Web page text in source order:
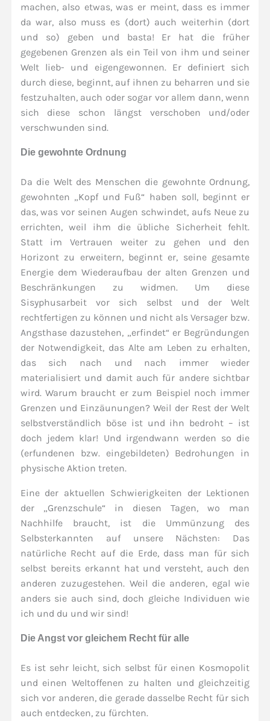
machen, also etwas, was er meint, dass es immer
da war, also muss es (dort) auch weiterhin (dort
und so) geben und basta! Er hat die früher
gegebenen Grenzen als ein Teil von ihm und seiner
Welt lieb- und eigengewonnen. Er definiert sich
durch diese, beginnt, auf ihnen zu beharren und sie
festzuhalten, auch oder sogar vor allem dann, wenn
sich diese schon längst verschoben und/oder
verschwunden sind.
Die gewohnte Ordnung
Da die Welt des Menschen die gewohnte Ordnung,
gewohnten „Kopf und Fuß“ haben soll, beginnt er
das, was vor seinen Augen schwindet, aufs Neue zu
errichten, weil ihm die übliche Sicherheit fehlt.
Statt im Vertrauen weiter zu gehen und den
Horizont zu erweitern, beginnt er, seine gesamte
Energie dem Wiederaufbau der alten Grenzen und
Beschränkungen zu widmen. Um diese
Sisyphusarbeit vor sich selbst und der Welt
rechtfertigen zu können und nicht als Versager bzw.
Angsthase dazustehen, „erfindet“ er Begründungen
der Notwendigkeit, das Alte am Leben zu erhalten,
das sich nach und nach immer wieder
materialisiert und damit auch für andere sichtbar
wird. Warum braucht er zum Beispiel noch immer
Grenzen und Einzäunungen? Weil der Rest der Welt
selbstverständlich böse ist und ihn bedroht – ist
doch jedem klar! Und irgendwann werden so die
(erfundenen bzw. eingebildeten) Bedrohungen in
physische Aktion treten.
Eine der aktuellen Schwierigkeiten der Lektionen
der „Grenzschule“ in diesen Tagen, wo man
Nachhilfe braucht, ist die Ummünzung des
Selbsterkannten auf unsere Nächsten: Das
natürliche Recht auf die Erde, dass man für sich
selbst bereits erkannt hat und versteht, auch den
anderen zuzugestehen. Weil die anderen, egal wie
anders sie auch sind, doch gleiche Individuen wie
ich und du und wir sind!
Die Angst vor gleichem Recht für alle
Es ist sehr leicht, sich selbst für einen Kosmopolit
und einen Weltoffenen zu halten und gleichzeitig
sich vor anderen, die gerade dasselbe Recht für sich
auch entdecken, zu fürchten.